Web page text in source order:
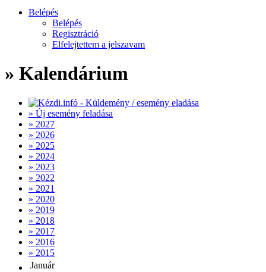
Belépés
Belépés
Regisztráció
Elfelejtettem a jelszavam
» Kalendárium
» Új esemény feladása
» 2027
» 2026
» 2025
» 2024
» 2023
» 2022
» 2021
» 2020
» 2019
» 2018
» 2017
» 2016
» 2015
Január